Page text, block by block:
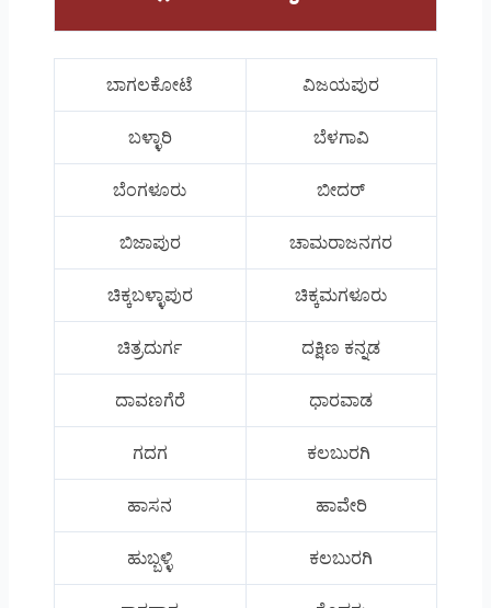
ಬಾಗಲಕೋಟೆ ವಿಜಯಪುರ
ಬಳ್ಳಾರಿ ಬೆಳಗಾವಿ
ಬೆಂಗಳೂರು ಬೀದರ್
ಬಿಜಾಪುರ ಚಾಮರಾಜನಗರ
ಚಿಕ್ಕಬಳ್ಳಾಪುರ ಚಿಕ್ಕಮಗಳೂರು
ಚಿತ್ರದುರ್ಗ ದಕ್ಷಿಣ ಕನ್ನಡ
ದಾವಣಗೆರೆ ಧಾರವಾಡ
ಗದಗ ಕಲಬುರಗಿ
ಹಾಸನ ಹಾವೇರಿ
ಹುಬ್ಬಳ್ಳಿ ಕಲಬುರಗಿ